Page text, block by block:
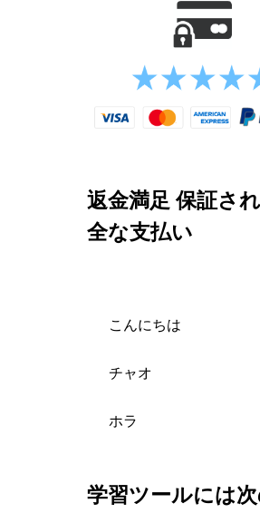
返金満足 保証さ
全な支払い
こんにちは
チャオ
ホラ
学習ツールには